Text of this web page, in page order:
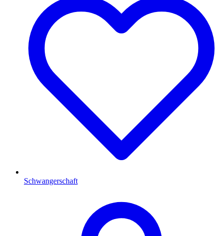
Schwangerschaft